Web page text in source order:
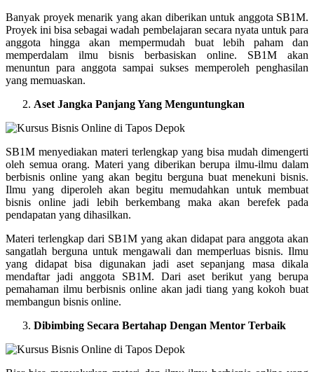
Banyak proyek menarik yang akan diberikan untuk anggota SB1M.
Proyek ini bisa sebagai wadah pembelajaran secara nyata untuk para
anggota hingga akan mempermudah buat lebih paham dan
memperdalam ilmu bisnis berbasiskan online. SB1M akan
menuntun para anggota sampai sukses memperoleh penghasilan
yang memuaskan.
Aset Jangka Panjang Yang Menguntungkan
SB1M menyediakan materi terlengkap yang bisa mudah dimengerti
oleh semua orang. Materi yang diberikan berupa ilmu-ilmu dalam
berbisnis online yang akan begitu berguna buat menekuni bisnis.
Ilmu yang diperoleh akan begitu memudahkan untuk membuat
bisnis online jadi lebih berkembang maka akan berefek pada
pendapatan yang dihasilkan.
Materi terlengkap dari SB1M yang akan didapat para anggota akan
sangatlah berguna untuk mengawali dan memperluas bisnis. Ilmu
yang didapat bisa digunakan jadi aset sepanjang masa dikala
mendaftar jadi anggota SB1M. Dari aset berikut yang berupa
pemahaman ilmu berbisnis online akan jadi tiang yang kokoh buat
membangun bisnis online.
Dibimbing Secara Bertahap Dengan Mentor Terbaik